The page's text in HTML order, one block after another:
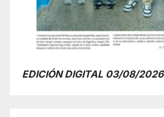
EDICIÓN DIGITAL 03/08/2026